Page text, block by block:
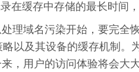
在缓存中存储的最长时间
理域名污染开始，要完全
略以及其设备的缓存机制。
，用户的访问体验将会大大